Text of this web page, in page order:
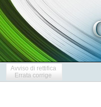
Avviso di rettifica
Errata corrige